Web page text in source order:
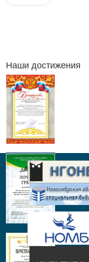
Наши достижения